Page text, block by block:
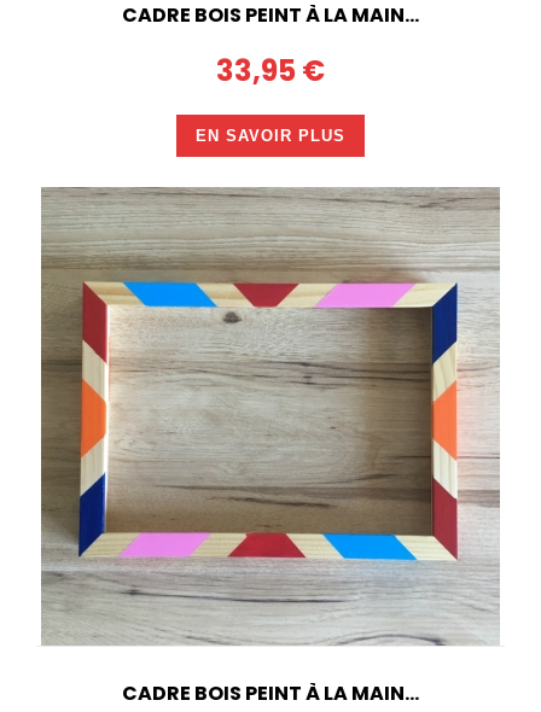
CADRE BOIS PEINT À LA MAIN...
33,95 €
EN SAVOIR PLUS
CADRE BOIS PEINT À LA MAIN...